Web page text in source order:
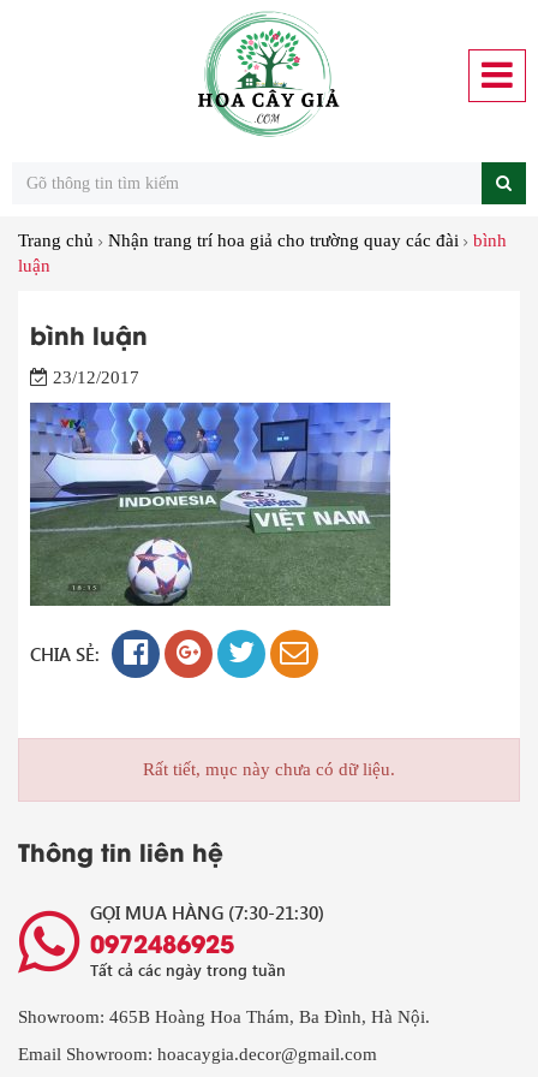
Trang chủ Nhận trang trí hoa giả cho trường quay các đài
bình
luận
bình luận
23/12/2017
CHIA SẺ:
Rất tiết, mục này chưa có dữ liệu.
Thông tin liên hệ
GỌI MUA HÀNG (7:30-21:30)
0972486925
Tất cả các ngày trong tuần
Showroom: 465B Hoàng Hoa Thám, Ba Đình, Hà Nội.
Email Showroom: hoacaygia.decor@gmail.com